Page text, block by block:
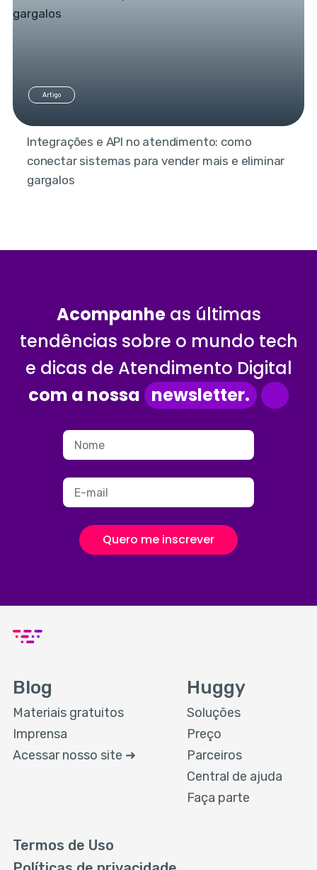
Artigo
Integrações e API no atendimento: como
conectar sistemas para vender mais e eliminar
gargalos
Acompanheas últimas
tendências sobre o mundo tech
e dicas de Atendimento Digital
com a nossa newsletter.
Quero me inscrever
Blog
Materiais gratuitos
Imprensa
Acessar nosso site ➜
Huggy
Soluções
Preço
Parceiros
Central de ajuda
Faça parte
Termos de Uso